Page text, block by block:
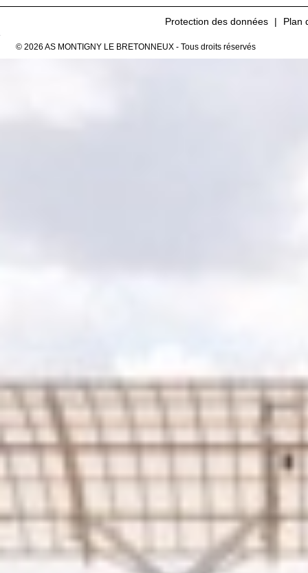
Protection des données Plan
© 2026 AS MONTIGNY LE BRETONNEUX - Tous droits réservés